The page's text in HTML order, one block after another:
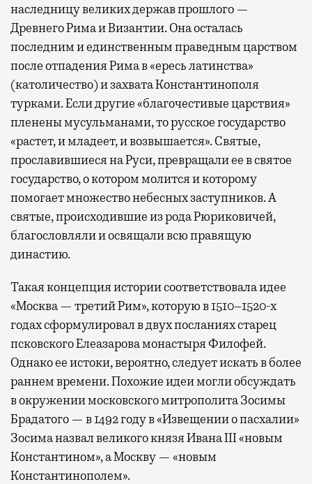
наследницу великих держав прошлого —
Древнего Рима и Византии. Она осталась
последним и единственным праведным царством
после отпадения Рима в «ересь латинства»
(католичество) и захвата Константинополя
турками. Если другие «благочестивые царствия»
пленены мусульманами, то русское государство
«растет, и младеет, и возвышается». Святые,
прославившиеся на Руси, превращали ее в святое
государство, о котором молится и которому
помогает множество небесных заступников. А
святые, происходившие из рода Рюриковичей,
благословляли и освящали всю правящую
династию.
Такая концепция истории соответствовала идее
«Москва — третий Рим», которую в 1510–1520-х
годах сформулировал в двух посланиях старец
псковского Елеазарова монастыря Филофей.
Однако ее истоки, вероятно, следует искать в более
раннем времени. Похожие идеи могли обсуждать
в окружении московского митрополита Зосимы
Брадатого — в 1492 году в «Извещении о пасхалии»
Зосима назвал великого князя Ивана III «новым
Константином», а Москву — «новым
Константинополем».